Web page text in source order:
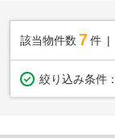
該当物件数 7件
絞り込み条件：